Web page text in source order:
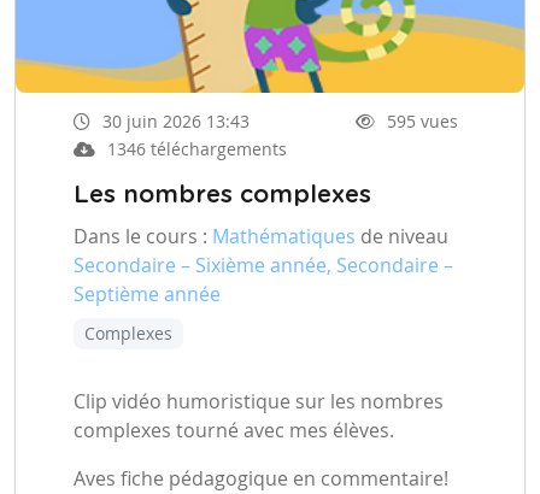
30 juin 2026 13:43
595 vues
1346 téléchargements
Les nombres complexes
Dans le cours : Mathématiques de niveau
Secondaire – Sixième année, Secondaire –
Septième année
Complexes
Clip vidéo humoristique sur les nombres
complexes tourné avec mes élèves.
Aves fiche pédagogique en commentaire!